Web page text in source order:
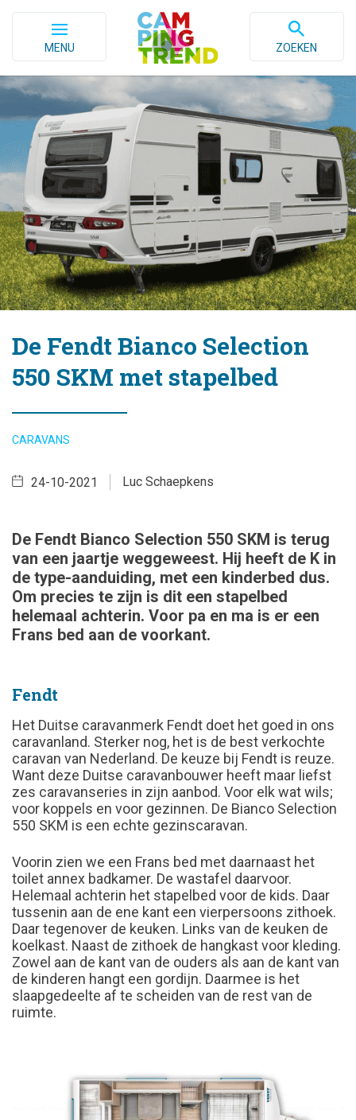
MENU ZOEKEN
De Fendt Bianco Selection
550 SKM met stapelbed
CARAVANS
Luc Schaepkens
24-10-2021
De Fendt Bianco Selection 550 SKM is terug
van een jaartje weggeweest. Hij heeft de K in
de type-aanduiding, met een kinderbed dus.
Om precies te zijn is dit een stapelbed
helemaal achterin. Voor pa en ma is er een
Frans bed aan de voorkant.
Fendt
Het Duitse caravanmerk Fendt doet het goed in ons
caravanland. Sterker nog, het is de best verkochte
caravan van Nederland. De keuze bij Fendt is reuze.
Want deze Duitse caravanbouwer heeft maar liefst
zes caravanseries in zijn aanbod. Voor elk wat wils;
voor koppels en voor gezinnen. De Bianco Selection
550 SKM is een echte gezinscaravan.
Voorin zien we een Frans bed met daarnaast het
toilet annex badkamer. De wastafel daarvoor.
Helemaal achterin het stapelbed voor de kids. Daar
tussenin aan de ene kant een vierpersoons zithoek.
Daar tegenover de keuken. Links van de keuken de
koelkast. Naast de zithoek de hangkast voor kleding.
Zowel aan de kant van de ouders als aan de kant van
de kinderen hangt een gordijn. Daarmee is het
slaapgedeelte af te scheiden van de rest van de
ruimte.